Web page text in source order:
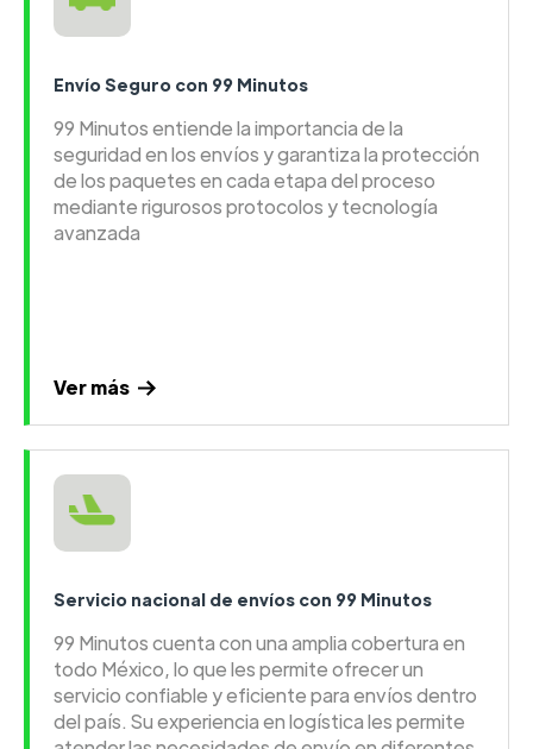
Envío Seguro con 99 Minutos
99 Minutos entiende la importancia de la
seguridad en los envíos y garantiza la protección
de los paquetes en cada etapa del proceso
mediante rigurosos protocolos y tecnología
avanzada
Ver más
Servicio nacional de envíos con 99 Minutos
99 Minutos cuenta con una amplia cobertura en
todo México, lo que les permite ofrecer un
servicio confiable y eficiente para envíos dentro
del país. Su experiencia en logística les permite